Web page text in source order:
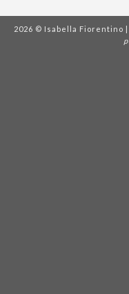
2026 © Isabella Fiorentino